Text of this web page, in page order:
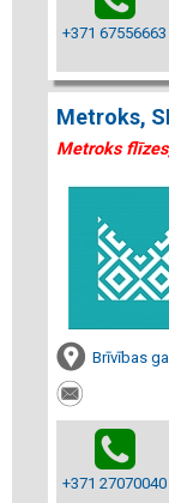
+371 67556663
Metroks,
Metroks
Brīvības
+371 27070040